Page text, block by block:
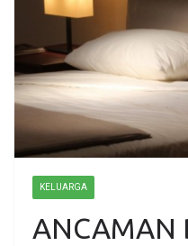
KELUARGA
ANCAMAN